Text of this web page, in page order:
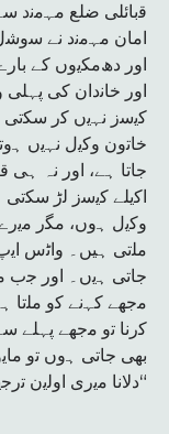
ﻗﺑﺎﺋﻠﯽ ﺿﻠﻊ ﻣﮩﻣﻧد
اﻣﺎن ﻣﮩﻣﻧد ﻧﮯ
اور دھﻣﮑﯾوں ﮐﮯ
اور ﺧﺎﻧدان ﮐﯽ
ﮐﯾﺳز ﻧﮩﯾں ﮐر ﺳﮑﺗﯽ
ﺧﺎﺗون وﮐﯾل ﻧﮩﯾں
ﺟﺎﺗﺎ ﮨﮯ، اور نہ ﮨﯽ
اﮐﯾﻠﮯ ﮐﯾﺳز ﻟڑ
وﮐﯾل ﮨوں، ﻣﮕر
ﻣﻠﺗﯽ ہیں۔ واﭨس
ﺟﺎتی ﮨﯾں۔ اور ﺟب
ﻣﺟﮭﮯ ﮐﮩﻧﮯ ﮐو ﻣﻠﺗﺎ
ﮐرﻧﺎ ﺗو ﻣﺟﮭﮯ
ﺑﮭﯽ ﺟﺎﺗﯽ ﮨوں ﺗو
دﻻﻧﺎ ﻣﯾری اوﻟﯾن ﺗرﺟﯾﺢ ﮨﮯ ﺟو ﻣﯾں ﺟﺎری رﮐﮭوﻧﮕﯽ“